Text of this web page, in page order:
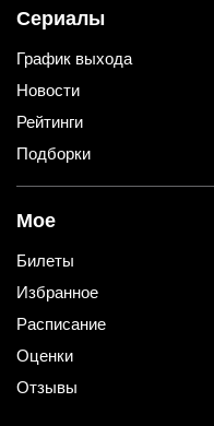
Сериалы
График выхода
Новости
Рейтинги
Подборки
Мое
Билеты
Избранное
Расписание
Оценки
Отзывы